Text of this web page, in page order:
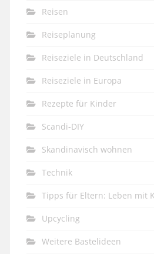
Reisen
Reiseplanung
Reiseziele in Deutschland
Reiseziele in Europa
Rezepte für Kinder
Scandi-DIY
Skandinavisch wohnen
Technik
Tipps für Eltern: Leben mit
Upcycling
Weitere Bastelideen